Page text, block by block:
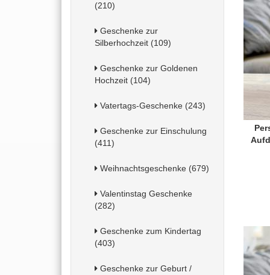
(210)
Geschenke zur
Silberhochzeit (109)
Geschenke zur Goldenen
Hochzeit (104)
Vatertags-Geschenke (243)
Geschenke zur Einschulung
(411)
Weihnachtsgeschenke (679)
Valentinstag Geschenke
(282)
Geschenke zum Kindertag
(403)
Geschenke zur Geburt /